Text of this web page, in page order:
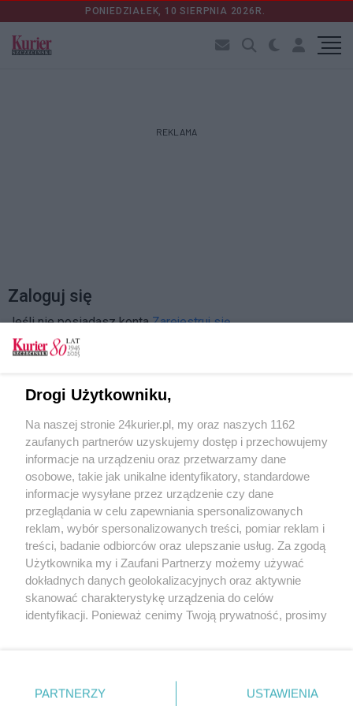
PONIEDZIAŁEK, 10 SIERPNIA 2026R.
REKLAMA
Zaloguj się
Jeśli nie posiadasz kontaZarejestruj się
Zapamiętać?
Zaloguj
Zapomniałem hasła
Copyright © 2022 Kurier Szczeciński sp. z o.o.
Drogi Użytkowniku,
Na naszej stronie 24kurier.pl, my oraz naszych 1162
zaufanych partnerów uzyskujemy dostęp i przechowujemy
informacje na urządzeniu oraz przetwarzamy dane
osobowe, takie jak unikalne identyfikatory, standardowe
informacje wysyłane przez urządzenie czy dane
przeglądania w celu zapewniania spersonalizowanych
reklam, wybór spersonalizowanych treści, pomiar reklam i
treści, badanie odbiorców oraz ulepszanie usług. Za zgodą
Użytkownika my i Zaufani Partnerzy możemy używać
dokładnych danych geolokalizacyjnych oraz aktywnie
skanować charakterystykę urządzenia do celów
identyfikacji. Ponieważ cenimy Twoją prywatność, prosimy
prywatności znajdujący się w lewym dolnym rogu strony
. Niektóre rodzaje przetwarzania danych nie wymagają
PARTNERZY USTAWIENIA